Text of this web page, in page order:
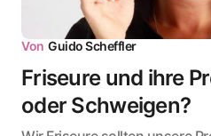
Von Guido Scheffler
Friseure und ihre
oder Schweigen?